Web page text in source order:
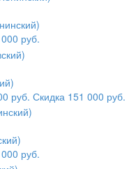
руб.
руб. Скидка 151 000 руб.
руб.